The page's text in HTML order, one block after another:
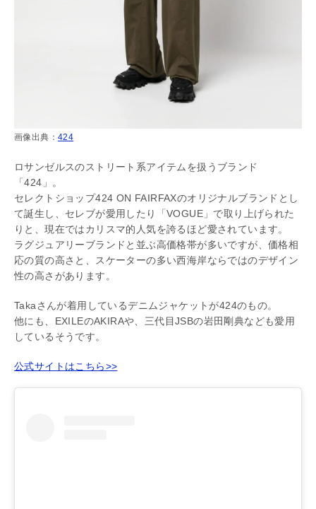
画像出典： 424
ロサンゼルスのストリート系アイテムを扱うブランド
「424」。
セレクトショップ424 ON FAIRFAXのオリジナルブランドとし
て誕生し、セレブが愛用したり「VOGUE」で取り上げられた
りと、現在ではカリスマ的人気を誇るほど愛されています。
ラグジュアリーブランドと並ぶ高価格帯が多いですが、価格相
応の質の高さと、スケーターの多い西海岸ならではのデザイン
性の高さがあります。
Takaさんが着用しているデニムジャケットが424のもの。
他にも、EXILEのAKIRAや、三代目JSBの岩田剛典なども愛用
しているそうです。
公式サイトはこちら>>